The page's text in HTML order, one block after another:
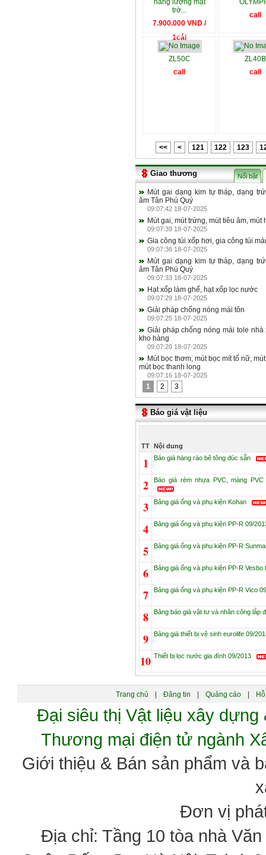
năng lượng mặt
trờ...
7.900.000 VND /
1cái
call
ZL50C
call
ZL40B
call
<< < 121 122 123
Giao thương Nổi bật
Mút gai dạng kim tự tháp, dạng
âm Tân Phú Quý
09:07:42 18-07-2025
Mút gai, mút trứng, mút tiêu âm, mút
09:07:39 18-07-2025
Gia công túi xốp hơi, gia công túi
09:07:36 18-07-2025
Mút gai dạng kim tự tháp, dạng
âm Tân Phú Quý
09:07:33 18-07-2025
Hạt xốp làm ghế, hạt xốp lọc nước
09:07:29 18-07-2025
Giải pháp chống nóng mái tôn
09:07:25 18-07-2025
Giải pháp chống nóng mái tole nhà
kho hàng
09:07:20 18-07-2025
Mút bọc thơm, mút bọc mít tố nữ,
mút bọc thanh long
09:07:16 18-07-2025
1 2 3
Báo giá vật liệu
: Undefined array key "class" in
xaydungorg/domains/xaydung.org/
: Undefined array key "class" in
xaydungorg/domains/xaydung.org/
TT Nội dung
1 Báo giá hàng rào bê tông đúc sẵn
2 Báo giá rèm nhựa PVC, màng
3 Bảng giá ống và phụ kiện Kohan
4 Bảng giá ống và phụ kiện PP-R 09/
5 Bảng giá ống và phụ kiện PP-R
6 Bảng giá ống và phụ kiện PP-R
7 Bảng giá ống và phụ kiện PP-R Vico
8 Bảng báo giá vật tư và nhân công lắp
9 Bảng giá thiết bị vệ sinh eurolife 09/
10 Thiết bị lọc nước gia đình 09/2013
Trang chủ Đăng tin Quảng cáo
Đại siêu thị Vật liệu xây
Thương mại điện tử ngành
Giới thiệu & Bán sản phẩm và
Đơn vị
Địa chỉ: Tầng 10 tòa nhà